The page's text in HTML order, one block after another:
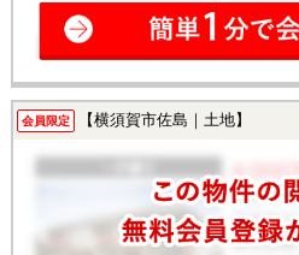
会員限定 【横須賀市佐島｜土地】